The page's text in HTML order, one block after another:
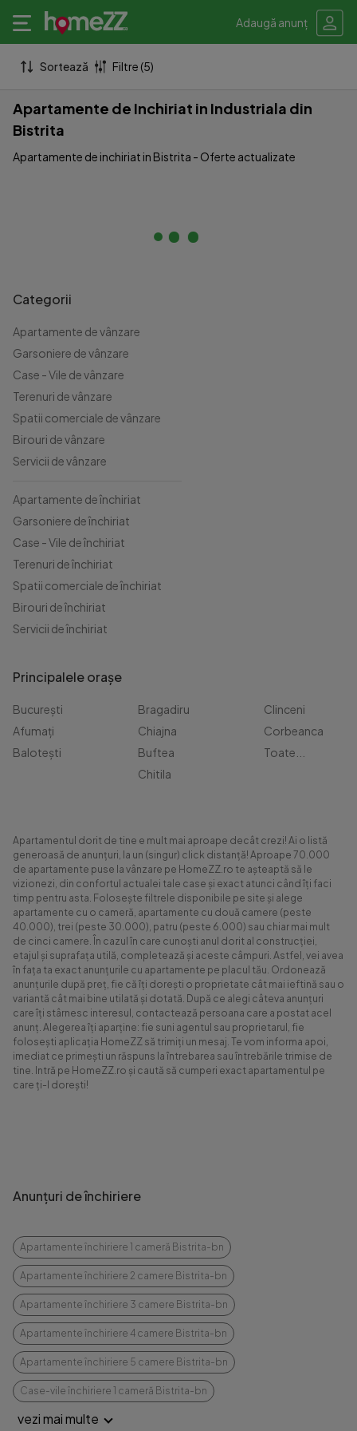
Adaugă anunț
Sortează Filtre (5)
Apartamente de Inchiriat in Industriala din
Bistrita
Apartamente de inchiriat in Bistrita - Oferte actualizate
Categorii
Apartamente de vânzare
Garsoniere de vânzare
Case - Vile de vânzare
Terenuri de vânzare
Spatii comerciale de vânzare
Birouri de vânzare
Servicii de vânzare
Apartamente de închiriat
Garsoniere de închiriat
Case - Vile de închiriat
Terenuri de închiriat
Spatii comerciale de închiriat
Birouri de închiriat
Servicii de închiriat
Principalele orașe
București
Afumați
Balotești
Bragadiru
Chiajna
Buftea
Chitila
Clinceni
Corbeanca
Toate...
Apartamentul dorit de tine e mult mai aproape decât crezi! Ai o listă
generoasă de anunțuri, la un (singur) click distanță! Aproape 70.000
de apartamente puse la vânzare pe HomeZZ.ro te așteaptă să le
vizionezi, din confortul actualei tale case și exact atunci când îți faci
timp pentru asta. Folosește filtrele disponibile pe site și alege
apartamente cu o cameră, apartamente cu două camere (peste
40.000), trei (peste 30.000), patru (peste 6.000) sau chiar mai mult
de cinci camere. În cazul în care cunoști anul dorit al construcției,
etajul și suprafața utilă, completează și aceste câmpuri. Astfel, vei avea
în fața ta exact anunțurile cu apartamente pe placul tău. Ordonează
anunțurile după preț, fie că îți dorești o proprietate cât mai ieftină sau o
variantă cât mai bine utilată și dotată. După ce alegi câteva anunțuri
care îți stârnesc interesul, contactează persoana care a postat acel
anunț. Alegerea îți aparține: fie suni agentul sau proprietarul, fie
folosești aplicația HomeZZ să trimiți un mesaj. Te vom informa apoi,
imediat ce primești un răspuns la întrebarea sau întrebările trimise de
tine. Intră pe HomeZZ.ro și caută să cumperi exact apartamentul pe
care ți-l dorești!
Anunțuri de închiriere
Apartamente închiriere 1 cameră Bistrita-bn
Apartamente închiriere 2 camere Bistrita-bn
Apartamente închiriere 3 camere Bistrita-bn
Apartamente închiriere 4 camere Bistrita-bn
Apartamente închiriere 5 camere Bistrita-bn
Case-vile închiriere 1 cameră Bistrita-bn
vezi mai multe